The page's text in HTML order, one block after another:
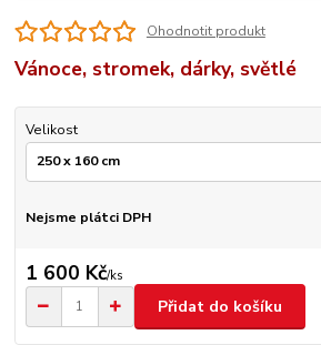
Ohodnotit produkt
Vánoce, stromek, dárky, světlé
Velikost
Nejsme plátci DPH
1 600 Kč/ks
Přidat do košíku